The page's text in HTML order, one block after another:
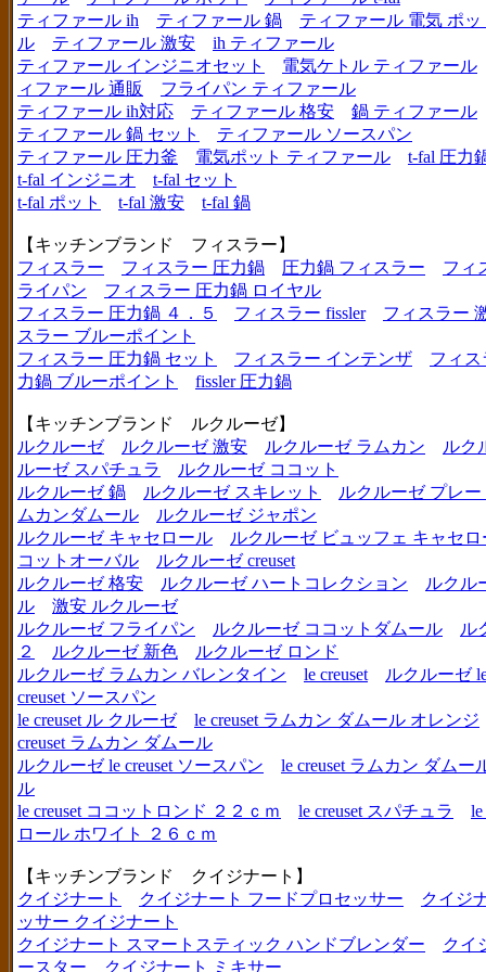
ティファール ih
ティファール 鍋
ティファール 電気 ポッ
ル
ティファール 激安
ih ティファール
ティファール インジニオセット
電気ケトル ティファール
ィファール 通販
フライパン ティファール
ティファール ih対応
ティファール 格安
鍋 ティファール
ティファール 鍋 セット
ティファール ソースパン
ティファール 圧力釜
電気ポット ティファール
t-fal 圧力
t-fal インジニオ
t-fal セット
t-fal ポット
t-fal 激安 t-fal 鍋
【キッチンブランド フィスラー】
フィスラー
フィスラー 圧力鍋 圧力鍋 フィスラー
フィ
ライパン
フィスラー 圧力鍋 ロイヤル
フィスラー 圧力鍋 ４．５
フィスラー fissler
フィスラー
スラー ブルーポイント
フィスラー 圧力鍋 セット
フィスラー インテンザ
フィ
力鍋 ブルーポイント
fissler 圧力鍋
【キッチンブランド ルクルーゼ】
ルクルーゼ
ルクルーゼ 激安 ルクルーゼ ラムカン
ルク
ルーゼ スパチュラ
ルクルーゼ ココット
ルクルーゼ 鍋
ルクルーゼ スキレット
ルクルーゼ プレ
ムカンダムール
ルクルーゼ ジャポン
ルクルーゼ キャセロール
ルクルーゼ ビュッフェ キャセロ
コットオーバル
ルクルーゼ creuset
ルクルーゼ 格安
ルクルーゼ ハートコレクション
ルクル
ル
激安 ルクルーゼ
ルクルーゼ フライパン
ルクルーゼ ココットダムール
ル
２
ルクルーゼ 新色
ルクルーゼ ロンド
ルクルーゼ ラムカン バレンタイン
le creuset
ルクルーゼ
creuset ソースパン
le creuset ル クルーゼ
le creuset ラムカン ダムール オレンジ
creuset ラムカン ダムール
ルクルーゼ le creuset ソースパン
le creuset ラムカン ダム
ル
le creuset ココットロンド ２２ｃｍ
le creuset スパチュラ
le
ロール ホワイト ２６ｃｍ
【キッチンブランド クイジナート】
クイジナート
クイジナート フードプロセッサー
クイジ
ッサー クイジナート
クイジナート スマートスティック ハンドブレンダー
クイ
ースター
クイジナート ミキサー